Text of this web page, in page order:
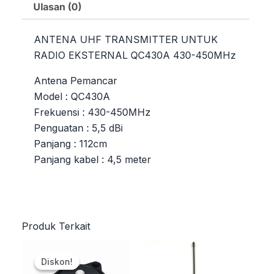
Ulasan (0)
ANTENA UHF TRANSMITTER UNTUK
RADIO EKSTERNAL QC430A 430-450MHz
Antena Pemancar
Model : QC430A
Frekuensi : 430-450MHz
Penguatan : 5,5 dBi
Panjang : 112cm
Panjang kabel : 4,5 meter
Produk Terkait
Diskon!
Diskon!
adalah:
ini